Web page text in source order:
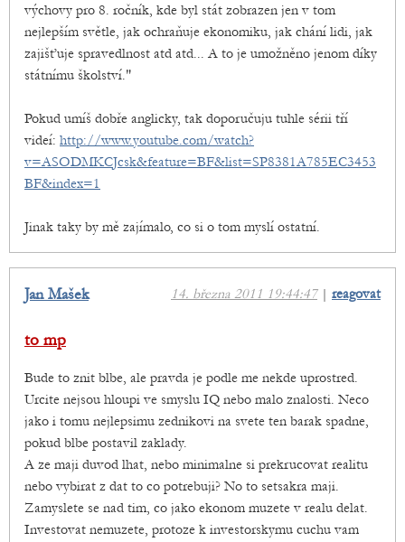
výchovy pro 8. ročník, kde byl stát zobrazen jen v tom
nejlepším světle, jak ochraňuje ekonomiku, jak chání lidi, jak
zajišťuje spravedlnost atd atd... A to je umožněno jenom díky
státnímu školství."
Pokud umíš dobře anglicky, tak doporučuju tuhle sérii tří
videí: http://www.youtube.com/watch?
v=ASODMKCJcsk&feature=BF&list=SP8381A785EC3453
BF&index=1
Jinak taky by mě zajímalo, co si o tom myslí ostatní.
14. března 2011 19:44:47| reagovat
Jan Mašek
to mp
Bude to znit blbe, ale pravda je podle me nekde uprostred.
Urcite nejsou hloupi ve smyslu IQ nebo malo znalosti. Neco
jako i tomu nejlepsimu zednikovi na svete ten barak spadne,
pokud blbe postavil zaklady.
A ze maji duvod lhat, nebo minimalne si prekrucovat realitu
nebo vybirat z dat to co potrebuji? No to setsakra maji.
Zamyslete se nad tim, co jako ekonom muzete v realu delat.
Investovat nemuzete, protoze k investorskymu cuchu vam